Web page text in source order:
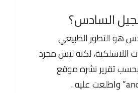
السادس؟
هو التطور الطبيعي
اللاسلكية، لكنه ليس مجرد
تقرير نشره موقع